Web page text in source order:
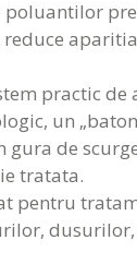
reduce
practic de
un
de
tratata.
pentru